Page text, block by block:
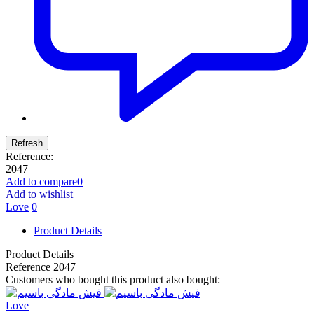
Reference:
2047
Add to compare0
Add to wishlist
Love 0
Product Details
Product Details
Reference 2047
Customers who bought this product also bought:
Love